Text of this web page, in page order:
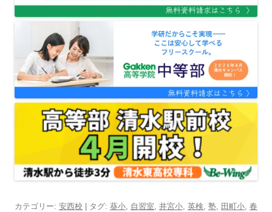
カテゴリー: 安西校 | タグ: 葵小, 自習室, 井宮小, 英検, 塾, 田町小, 春